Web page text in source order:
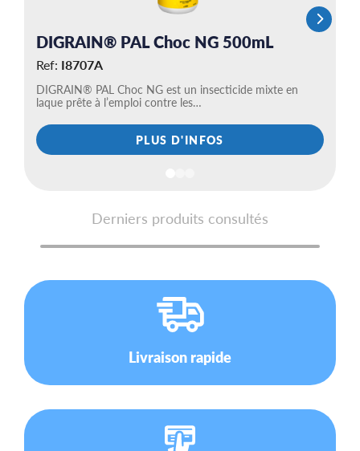
DIGRAIN® PAL Choc NG 500mL
Ref: I8707A
DIGRAIN® PAL Choc NG est un insecticide mixte en
laque prête à l’emploi contre les…
PLUS D'INFOS
Derniers produits consultés
Livraison rapide